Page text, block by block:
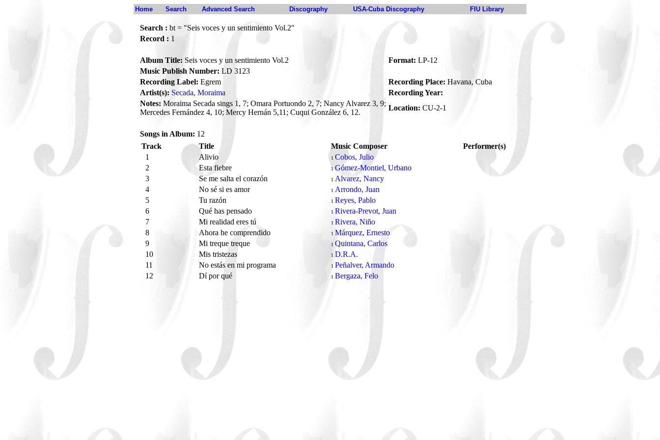
Home Search Advanced Search Discography USA-Cuba Discography FIU Library
Search : bt = "Seis voces y un sentimiento Vol.2"
Record : 1
Album Title: Seis voces y un sentimiento Vol.2 Format: LP-12
Music Publish Number: LD 3123
Recording Label: Egrem Recording Place: Havana, Cuba
Artist(s): Secada, Moraima
Recording Year:
Notes: Moraima Secada sings 1, 7; Omara Portuondo 2, 7; Nancy Alvarez 3, 9;
Mercedes Fernández 4, 10; Mercy Hernán 5,11; Cuqui González 6, 12.
Location: CU-2-1
Songs in Album: 12
Track
Title Music Composer
Performer(s)
1
Alivio 1 Cobos, Julio
2
Esta fiebre 1Gómez-Montiel, Urbano
3
Se me salta el corazón 1 Alvarez, Nancy
4
No sé si es amor 1 Arrondo, Juan
5
Tu razón 1 Reyes, Pablo
6
Qué has pensado 1 Rivera-Prevot, Juan
7
Mi realidad eres tú 1 Rivera, Niño
8
Ahora he comprendido 1 Márquez, Ernesto
9
Mi treque treque 1 Quintana, Carlos
10
Mis tristezas 1 D.R.A.
11
No estás en mi programa 1 Peñalver, Armando
12
Dí por qué 1 Bergaza, Felo